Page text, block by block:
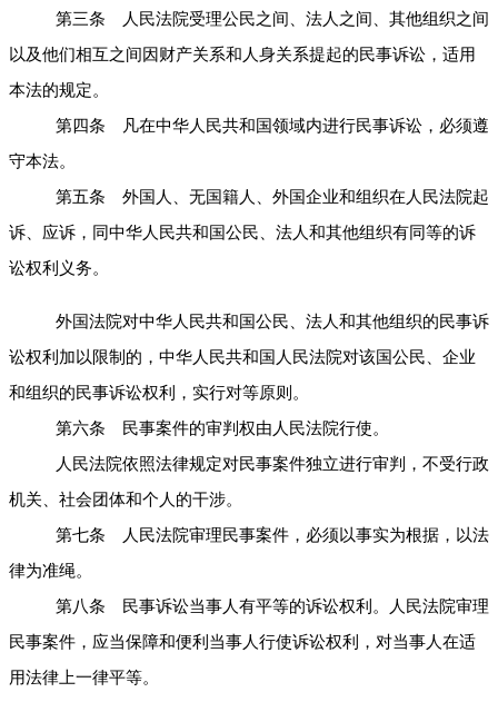
第三条 人民法院受理公民之间、法人之间、其他组织之间
以及他们相互之间因财产关系和人身关系提起的民事诉讼，适用
本法的规定。
第四条 凡在中华人民共和国领域内进行民事诉讼，必须遵
守本法。
第五条 外国人、无国籍人、外国企业和组织在人民法院起
诉、应诉，同中华人民共和国公民、法人和其他组织有同等的诉
讼权利义务。
外国法院对中华人民共和国公民、法人和其他组织的民事诉
讼权利加以限制的，中华人民共和国人民法院对该国公民、企业
和组织的民事诉讼权利，实行对等原则。
第六条 民事案件的审判权由人民法院行使。
人民法院依照法律规定对民事案件独立进行审判，不受行政
机关、社会团体和个人的干涉。
第七条 人民法院审理民事案件，必须以事实为根据，以法
律为准绳。
第八条 民事诉讼当事人有平等的诉讼权利。人民法院审理
民事案件，应当保障和便利当事人行使诉讼权利，对当事人在适
用法律上一律平等。